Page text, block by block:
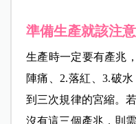
準備生產就該注
生產時一定要有產兆
陣痛、2.落紅、3.破
到三次規律的宮縮。
沒有這三個產兆，則